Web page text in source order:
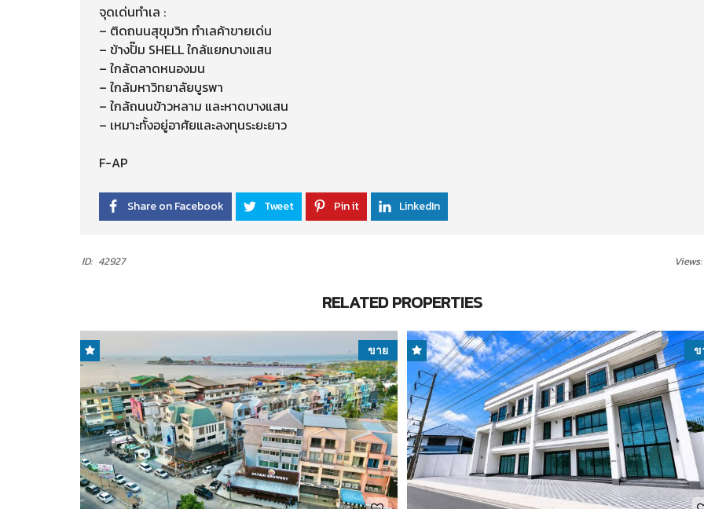
จุดเด่นทำเล :
– ติดถนนสุขุมวิท ทำเลค้าขายเด่น
– ข้างปั๊ม SHELL ใกล้แยกบางแสน
– ใกล้ตลาดหนองมน
– ใกล้มหาวิทยาลัยบูรพา
– ใกล้ถนนข้าวหลาม และหาดบางแสน
– เหมาะทั้งอยู่อาศัยและลงทุนระยะยาว
F-AP
Share on Facebook Tweet Pin it LinkedIn
ID: 42927 Views:
RELATED PROPERTIES
ขาย ข